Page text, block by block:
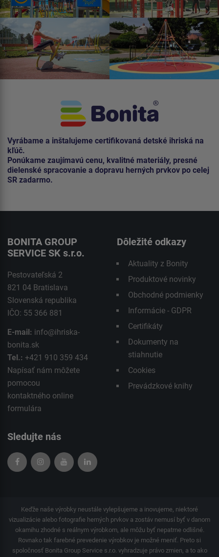
Vyrábame a inštalujeme certifikovaná detské ihriská na
kľúč.
Ponúkame zaujímavú cenu, kvalitné materiály, presné
dielenské spracovanie a dopravu herných prvkov po celej
SR zadarmo.
BONITA GROUP
SERVICE SK s.r.o.
Pestovateľská 2
821 04 Bratislava
Slovenská republika
IČO: 55 366 881
E-mail: info@ihriska-
bonita.sk
Tel.: +421 910 359 434
Napísať nám môžete
pomocou
kontaktného online
formulára
Dôležité odkazy
Aktuality z Bonity
Produktové novinky
Obchodné podmienky
Informácie - GDPR
Certifikáty
Dokumenty na
stiahnutie
Cookies
Prevádzkové knihy
Sledujte nás
Keďže naše výrobky neustále vylepšujeme a inovujeme, niektoré
vizualizácie alebo fotografie herných prvkov a zostáv nemusí byť v danom
okamihu zhodné s reálnym výrobkom, ale môžu byť nepatrne odlišné.
Rovnako tak farebné prevedenie výrobkov je možné meniť. Preto si
spoločnosť Bonita Group Service s.r.o. vyhradzuje právo zmien, a to ako